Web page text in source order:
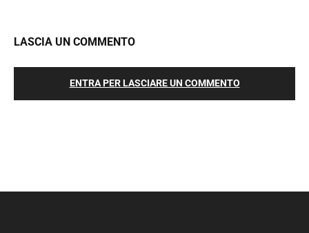
LASCIA UN COMMENTO
ENTRA PER LASCIARE UN COMMENTO